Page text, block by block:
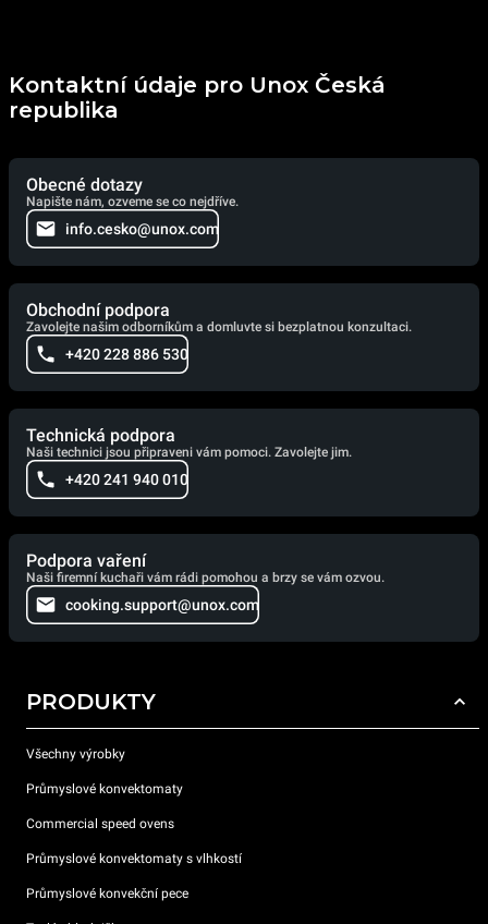
Kontaktní údaje pro Unox Česká
republika
Obecné dotazy
Napište nám, ozveme se co nejdříve.
info.cesko@unox.com
Obchodní podpora
Zavolejte našim odborníkům a domluvte si bezplatnou konzultaci.
+420 228 886 530
Technická podpora
Naši technici jsou připraveni vám pomoci. Zavolejte jim.
+420 241 940 010
Podpora vaření
Naši firemní kuchaři vám rádi pomohou a brzy se vám ozvou.
cooking.support@unox.com
PRODUKTY
Všechny výrobky
Průmyslové konvektomaty
Commercial speed ovens
Průmyslové konvektomaty s vlhkostí
Průmyslové konvekční pece